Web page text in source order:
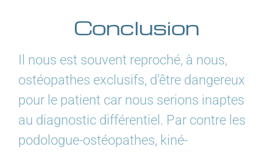
Conclusion
Il nous est souvent reproché, à nous,
ostéopathes exclusifs, d’être dangereux
pour le patient car nous serions inaptes
au diagnostic différentiel. Par contre les
podologue-ostéopathes, kiné-